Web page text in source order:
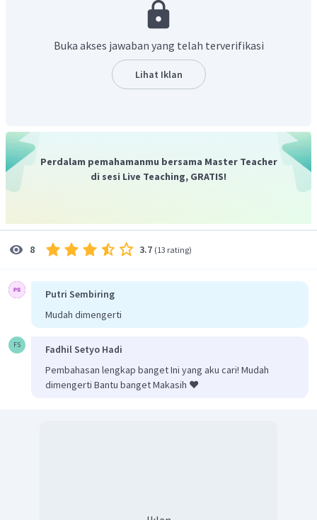
entalpi reaksi seharusnya
Kkal/mol).
Bila
reaksi sama dengan a Kkal/mol maka kalor
pembentukan asetilena menjadi -a + 2b + c (jawaban benar
Buka akses jawaban yang telah terverifikasi
Lihat Iklan
Perdalam pemahamanmu bersama Master Teacher
di sesi Live Teaching, GRATIS!
8 3.7 (13 rating)
Putri Sembiring
Mudah dimengerti
FS
Fadhil Setyo Hadi
Pembahasan lengkap banget Ini yang aku cari! Mudah
dimengerti Bantu banget Makasih ❤️